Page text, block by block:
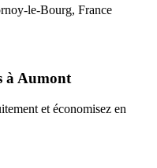
le-Bourg, France
àAumont
et économisez en